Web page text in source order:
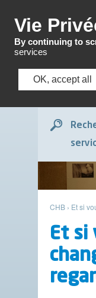
CHB › Et si
Et si
Vie
By continuing to
services
OK, accept all